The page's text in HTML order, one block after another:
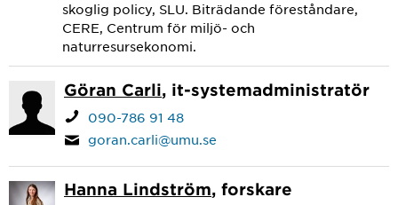
skoglig policy, SLU. Biträdande föreståndare,
CERE, Centrum för miljö- och
naturresursekonomi.
Göran Carli, it-systemadministratör
090-786 91 48
goran.carli@umu.se
Hanna Lindström, forskare